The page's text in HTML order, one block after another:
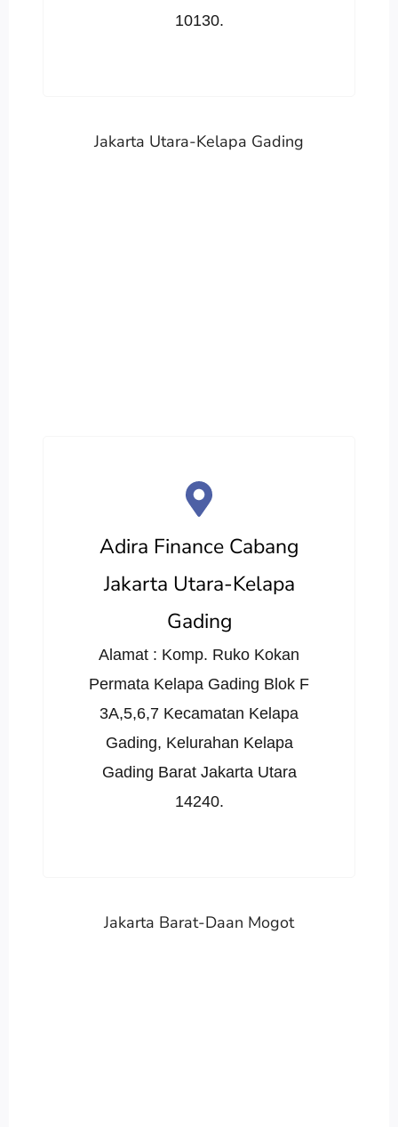
10130.
Jakarta Utara-Kelapa Gading
Adira Finance Cabang
Jakarta Utara-Kelapa
Gading
Alamat : Komp. Ruko Kokan
Permata Kelapa Gading Blok F
3A,5,6,7 Kecamatan Kelapa
Gading, Kelurahan Kelapa
Gading Barat Jakarta Utara
14240.
Jakarta Barat-Daan Mogot